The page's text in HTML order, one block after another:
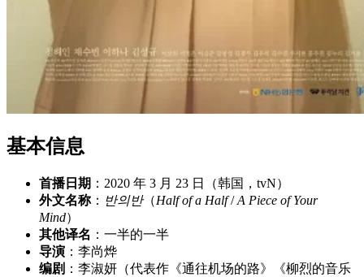
基本信息
首播日期 ：2020 年 3 月 23 日（韩国，tvN）
外文名称： 반의반（Half of a Half/A Piece of Your
Mind）
其他译名 ：一半的一半
导演 ：李尚烨
编剧 ：李淑妍（代表作《通往机场的路》《柳烈的音乐